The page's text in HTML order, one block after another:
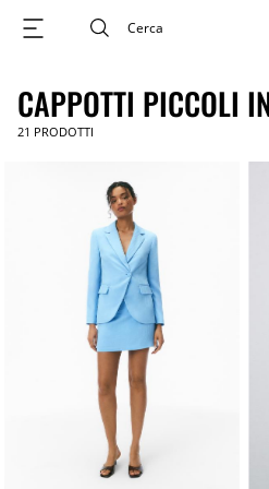
CAPPOTTI PICCOLI
21 PRODOTTI